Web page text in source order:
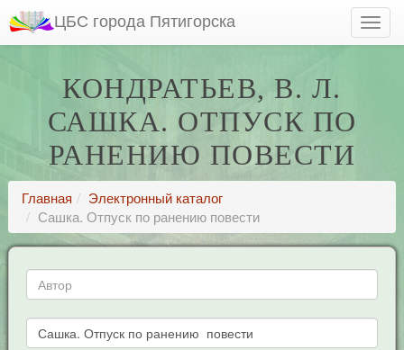
ЦБС города Пятигорска
КОНДРАТЬЕВ, В. Л.
САШКА. ОТПУСК ПО
РАНЕНИЮ ПОВЕСТИ
Главная
Электронный каталог
Сашка. Отпуск по ранению повести